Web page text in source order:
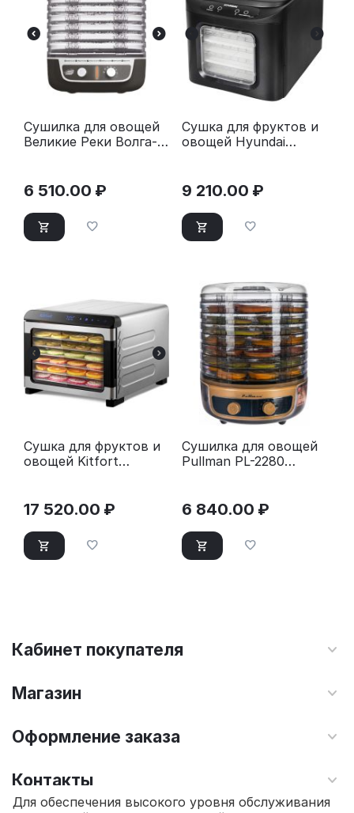
Сушилка для овощей
Великие Реки Волга-9
6 510.00 ₽
Сушка для фруктов и
овощей Hyundai
9 210.00 ₽
Сушка для фруктов и
овощей Kitfort
17 520.00 ₽
Сушилка для овощей
Pullman PL-2280
6 840.00 ₽
Кабинет покупателя
Магазин
Оформление заказа
Контакты
Для обеспечения высокого уровня обслуживания